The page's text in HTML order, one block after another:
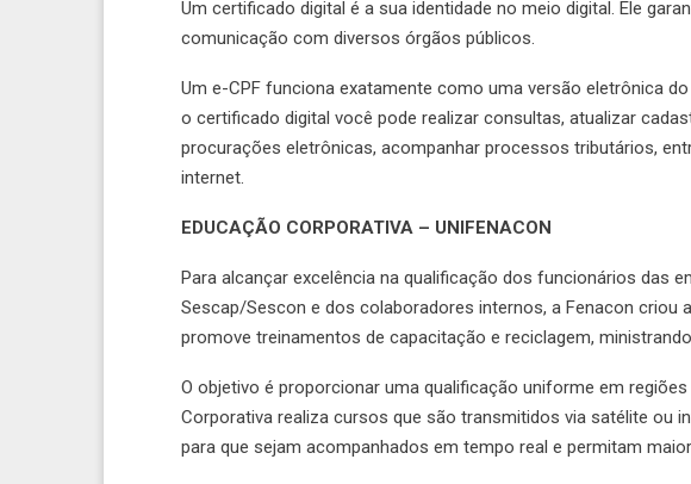
Um certificado digital é a sua identidade no meio digital. Ele
comunicação com diversos órgãos públicos.
Um e-CPF funciona exatamente como uma versão eletrônica
o certificado digital você pode realizar consultas, atualizar
procurações eletrônicas, acompanhar processos tributários,
internet.
EDUCAÇÃO CORPORATIVA – UNIFENACON
Para alcançar excelência na qualificação dos funcionários das
Sescap/Sescon e dos colaboradores internos, a Fenacon criou
promove treinamentos de capacitação e reciclagem,
O objetivo é proporcionar uma qualificação uniforme em
Corporativa realiza cursos que são transmitidos via satélite ou
para que sejam acompanhados em tempo real e permitam